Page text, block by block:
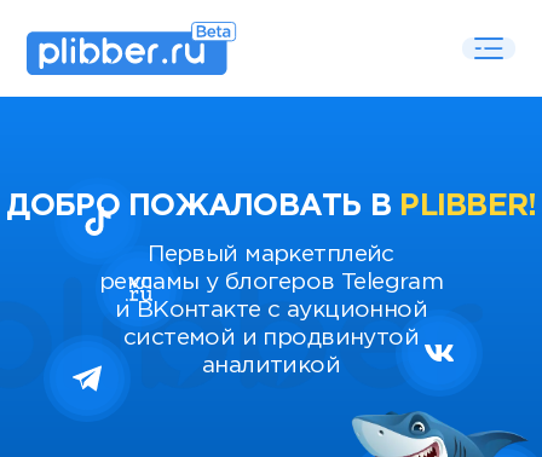
ДОБРО ПОЖАЛОВАТЬ В PLIBBER!
Первый маркетплейс
рекламы у блогеров Telegram
и ВКонтакте с аукционной
системой и продвинутой
аналитикой